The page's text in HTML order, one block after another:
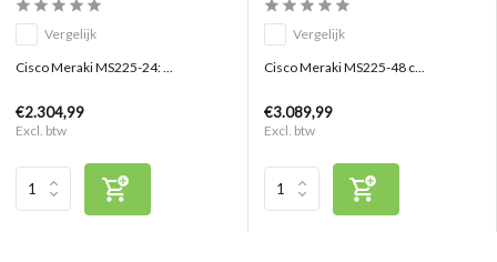
Vergelijk
Cisco Meraki MS225-24: ...
€2.304,99
Excl. btw
Vergelijk
Cisco Meraki MS225-48 c...
€3.089,99
Excl. btw